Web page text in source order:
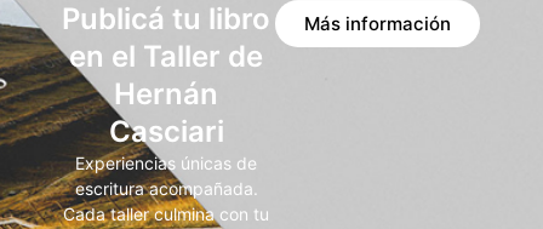
Publicá tu libro
en el Taller de
Hernán
Casciari
Experiencias únicas de
escritura acompañada.
Cada taller culmina con tu
Más información